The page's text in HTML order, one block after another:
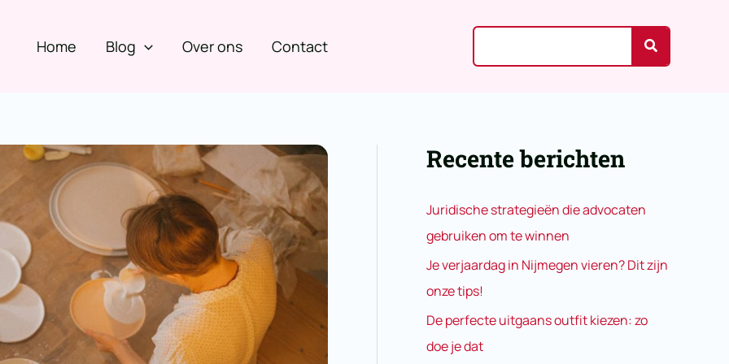
Home Blog Over ons Contact
Zoeken
Recente berichten
Juridische strategieën die advocaten
gebruiken om te winnen
Je verjaardag in Nijmegen vieren? Dit zijn
onze tips!
De perfecte uitgaans outfit kiezen: zo
doe je dat